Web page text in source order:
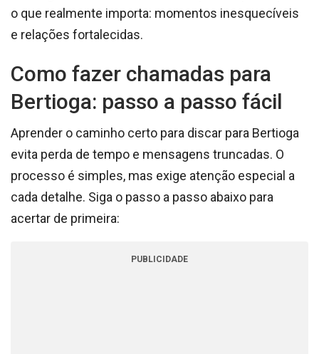
o que realmente importa: momentos inesquecíveis
e relações fortalecidas.
Como fazer chamadas para
Bertioga: passo a passo fácil
Aprender o caminho certo para discar para Bertioga
evita perda de tempo e mensagens truncadas. O
processo é simples, mas exige atenção especial a
cada detalhe. Siga o passo a passo abaixo para
acertar de primeira:
PUBLICIDADE